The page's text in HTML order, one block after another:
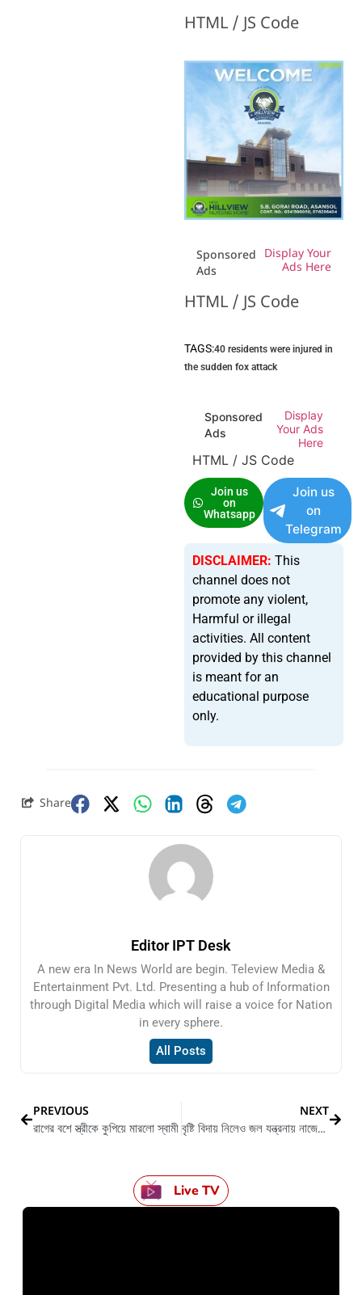
HTML / JS Code
Sponsored
Ads
Display Your
Ads Here
HTML / JS Code
TAGS:40 residents were injured in
the sudden fox attack
Sponsored
Ads
Display
Your Ads
Here
HTML / JS Code
Join us
on
Whatsapp
Join us
on
Telegram
DISCLAIMER: This
channel does not
promote any violent,
Harmful or illegal
activities. All content
provided by this channel
is meant for an
educational purpose
only.
Share
Editor IPT Desk
A new era In News World are begin. Teleview Media &
Entertainment Pvt. Ltd. Presenting a hub of Information
through Digital Media which will raise a voice for Nation
in every sphere.
All Posts
PREVIOUS
রাগের বশে স্ত্রীকে কুপিয়ে মারলো স্বামী
NEXT
বৃষ্টি বিদায় নিলেও জল যন্ত্রনায় নাজেহাল স্থানীয়রা
Live TV